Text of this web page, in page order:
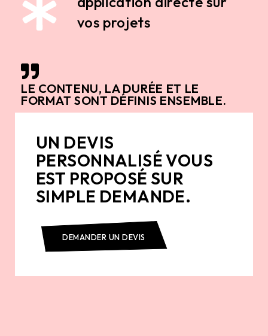
vos projets
LE CONTENU, LA DURÉE ET LE
FORMAT SONT DÉFINIS ENSEMBLE.
UN DEVIS
PERSONNALISÉ VOUS
EST PROPOSÉ SUR
SIMPLE DEMANDE.
DEMANDER UN DEVIS